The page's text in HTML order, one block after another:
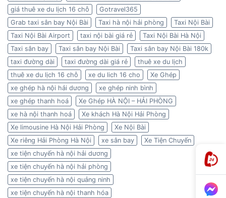
giá thuê xe du lịch 16 chỗ
Gotravel365
Grab taxi sân bay Nội Bài
Taxi hà nội hải phòng
Taxi Nội Bài
Taxi Nội Bài Airport
taxi nội bài giá rẻ
Taxi Nội Bài Hà Nội
Taxi sân bay
Taxi sân bay Nội Bài
Taxi sân bay Nội Bài 180k
taxi đường dài
taxi đường dài giá rẻ
thuê xe du lịch
thuê xe du lịch 16 chỗ
xe du lich 16 cho
Xe Ghép
xe ghép hà nội hải dương
xe ghép ninh bình
xe ghép thanh hoá
Xe Ghép HÀ NỘI – HẢI PHÒNG
xe hà nội thanh hoá
Xe khách Hà Nội Hải Phòng
Xe limousine Hà Nội Hải Phòng
Xe Nội Bài
Xe riêng Hải Phòng Hà Nội
xe sân bay
Xe Tiện Chuyến
xe tiện chuyến hà nội hải dương
xe tiện chuyến hà nội hải phòng
xe tiện chuyến hà nội quảng ninh
xe tiện chuyến hà nội thanh hóa